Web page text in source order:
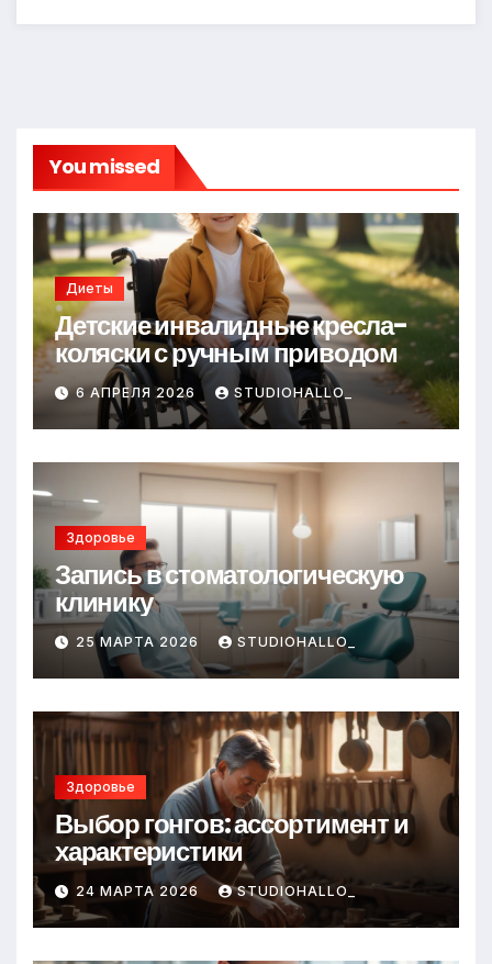
You missed
Диеты
Детские инвалидные кресла-
коляски с ручным приводом
6 АПРЕЛЯ 2026 STUDIOHALLO_
Здоровье
Запись в стоматологическую
клинику
25 МАРТА 2026 STUDIOHALLO_
Здоровье
Выбор гонгов: ассортимент и
характеристики
24 МАРТА 2026 STUDIOHALLO_